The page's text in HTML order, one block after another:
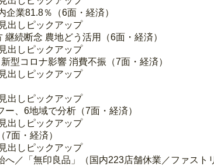
業81.8％（6面・経済）
出しピックアップ
続断念 農地どう活用（6面・経済）
出しピックアップ
型コロナ影響 消費不振（7面・経済）
出しピックアップ
出しピックアップ
、6地域で分析（7面・経済）
出しピックアップ
面・経済）
出しピックアップ
／「無印良品」（国内223店舗休業／ファスト